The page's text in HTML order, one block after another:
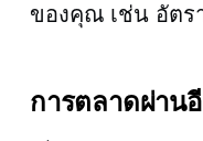
ของคุณ เช่น อัตร
การตลาดผ่าน